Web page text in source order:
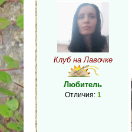
Клуб на Лавочке
Любитель
Отличия: 1